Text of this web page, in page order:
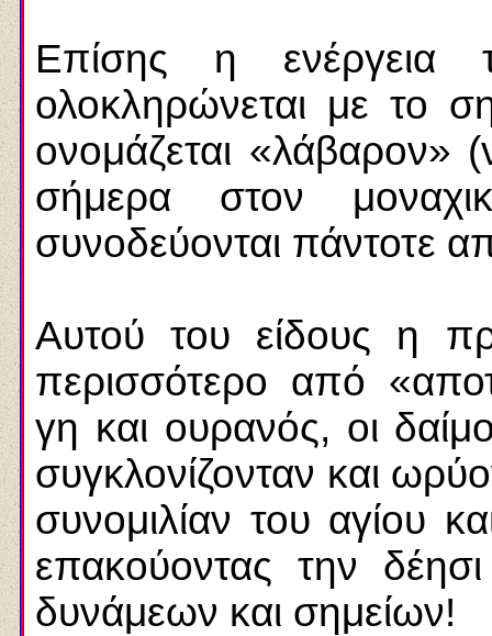
Επίσης η ενέργεια
ολοκληρώνεται με το
ονομάζεται «λάβαρον»
σήμερα στον
συνοδεύονται πάντοτε
Αυτού του είδους η
περισσότερο από
γη και ουρανός, οι
συγκλονίζονταν και
συνομιλίαν του αγίου
επακούοντας την
δυνάμεων και σημείων!